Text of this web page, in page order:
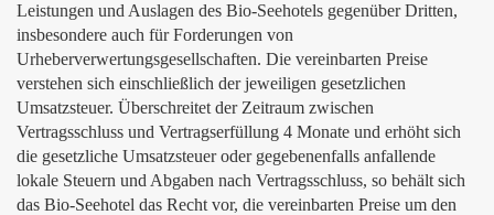
Leistungen und Auslagen des Bio-Seehotels gegenüber Dritten,
insbesondere auch für Forderungen von
Urheberverwertungsgesellschaften. Die vereinbarten Preise
verstehen sich einschließlich der jeweiligen gesetzlichen
Umsatzsteuer. Überschreitet der Zeitraum zwischen
Vertragsschluss und Vertragserfüllung 4 Monate und erhöht sich
die gesetzliche Umsatzsteuer oder gegebenenfalls anfallende
lokale Steuern und Abgaben nach Vertragsschluss, so behält sich
das Bio-Seehotel das Recht vor, die vereinbarten Preise um den